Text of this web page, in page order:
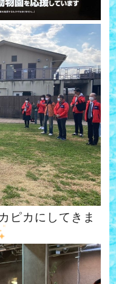
ピカにしてきま